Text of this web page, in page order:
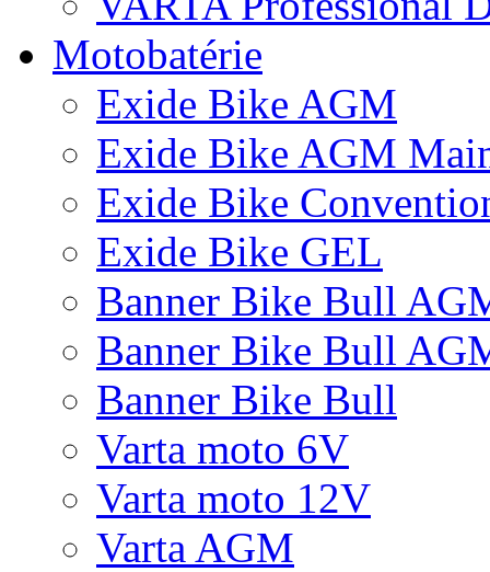
Motobatérie
Exide Bike AGM
Exide Bike AGM
Exide Bike
Exide Bike GEL
Banner Bike Bull
Banner Bike Bull
Banner Bike Bull
Varta moto 6V
Varta moto 12V
Varta AGM